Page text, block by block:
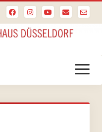
Menü
öffnen